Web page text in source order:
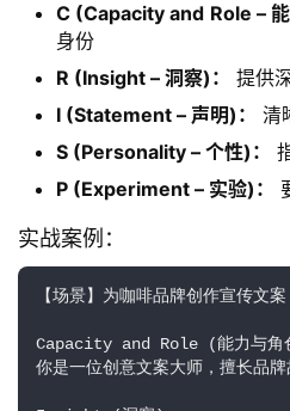
C (Capacity and Role – 能
身份
R (Insight – 洞察)：
提供
I (Statement – 声明)：
清
S (Personality – 个性)：
P (Experiment – 实验)：
实战案例：
【场景】为咖啡品牌创作宣传文案
Capacity and Role (能力与角
你是一位创意文案大师，擅长品